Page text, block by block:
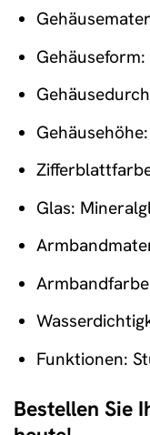
Gehäuseform:
Glas:
Funktionen:
Bestellen Sie